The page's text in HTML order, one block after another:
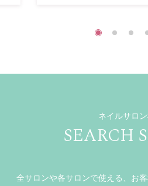
ネイルサロ
SEARCH
全サロンや各サロンで使える、お